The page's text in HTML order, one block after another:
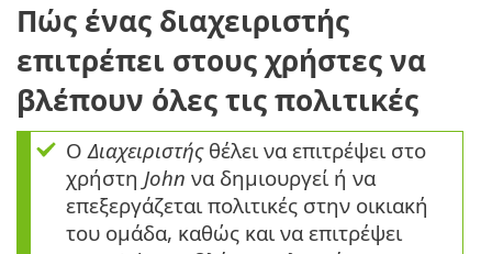
Πώς ένας διαχειριστής
επιτρέπει στους χρήστες να
βλέπουν όλες τις πολιτικές
ΟΔιαχειριστήςθέλει να επιτρέψει στο
χρήστη John να δημιουργεί ή να
επεξεργάζεται πολιτικές στην οικιακή
του ομάδα, καθώς και να επιτρέψει